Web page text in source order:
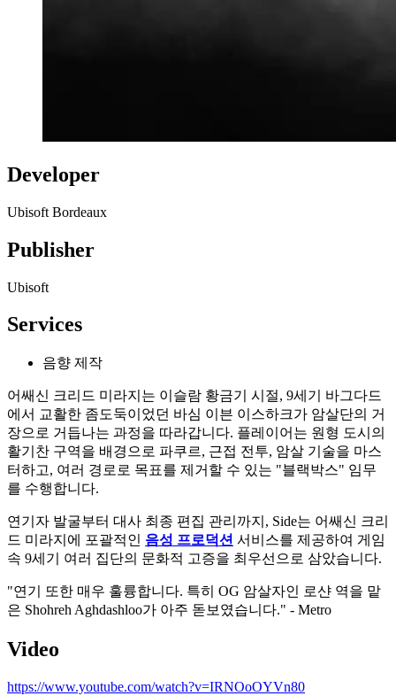
Developer
Ubisoft Bordeaux
Publisher
Ubisoft
Services
음향 제작
어쌔신 크리드 미라지는 이슬람 황금기 시절, 9세기 바그다드
에서 교활한 좀도둑이었던 바심 이븐 이스하크가 암살단의 거
장으로 거듭나는 과정을 따라갑니다. 플레이어는 원형 도시의
활기찬 구역을 배경으로 파쿠르, 근접 전투, 암살 기술을 마스
터하고, 여러 경로로 목표를 제거할 수 있는 "블랙박스" 임무
를 수행합니다.
연기자 발굴부터 대사 최종 편집 관리까지, Side는 어쌔신 크리
드 미라지에 포괄적인 음성 프로덕션 서비스를 제공하여 게임
속 9세기 여러 집단의 문화적 고증을 최우선으로 삼았습니다.
"연기 또한 매우 훌륭합니다. 특히 OG 암살자인 로샨 역을 맡
은 Shohreh Aghdashloo가 아주 돋보였습니다." - Metro
Video
https://www.youtube.com/watch?v=IRNOoOYVn80